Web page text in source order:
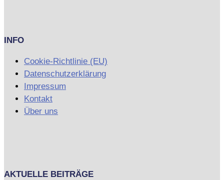
INFO
Cookie-Richtlinie (EU)
Datenschutzerklärung
Impressum
Kontakt
Über uns
AKTUELLE BEITRÄGE